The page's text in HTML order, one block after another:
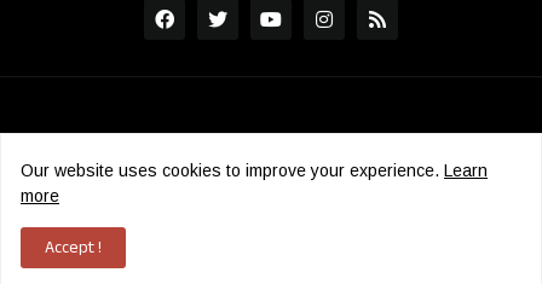
Our website uses cookies to improve your experience. Learn
more
Accept !